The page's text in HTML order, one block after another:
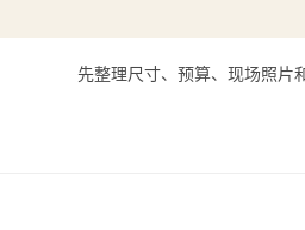
先整理尺寸、预算、现场照片